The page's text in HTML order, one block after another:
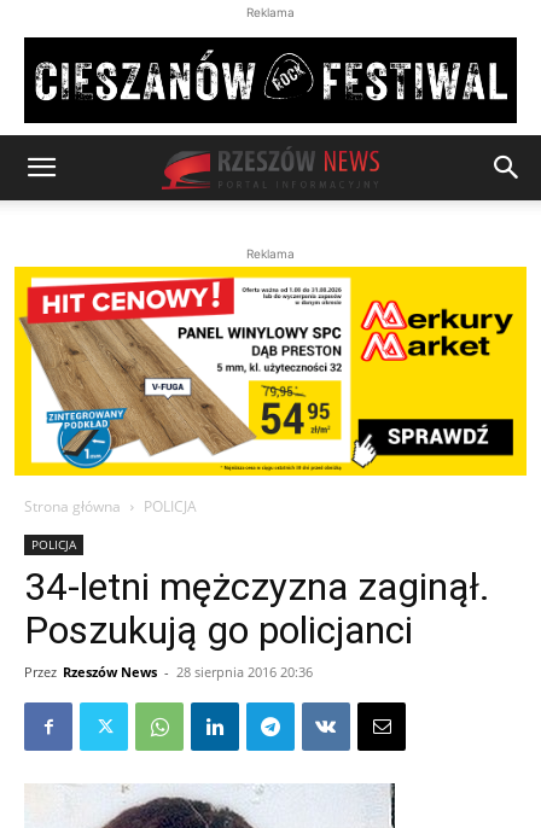
Reklama
Reklama
Strona główna POLICJA
POLICJA
34-letni mężczyzna zaginął.
Poszukują go policjanci
Przez Rzeszów News - 28 sierpnia 2016 20:36